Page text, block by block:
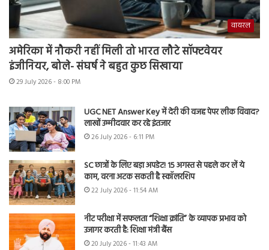
वायरल
अमेरिका में नौकरी नहीं मिली तो भारत लौटे सॉफ्टवेयर
इंजीनियर, बोले- संघर्ष ने बहुत कुछ सिखाया
29 July 2026 - 8:00 PM
UGC NET Answer Key में देरी की वजह पेपर लीक विवाद?
लाखों उम्मीदवार कर रहे इंतजार
26 July 2026 - 6:11 PM
SC छात्रों के लिए बड़ा अपडेट! 15 अगस्त से पहले कर लें ये
काम, वरना अटक सकती है स्कॉलरशिप
22 July 2026 - 11:54 AM
नीट परीक्षा में सफलता “शिक्षा क्रांति” के व्यापक प्रभाव को
उजागर करती है: शिक्षा मंत्री बैंस
20 July 2026 - 11:43 AM